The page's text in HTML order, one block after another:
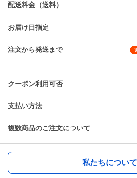
配送料金（送料）
お届け日指定
注文から発送まで
クーポン利用可否
支払い方法
複数商品のご注文について
私たちについて